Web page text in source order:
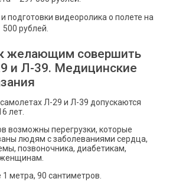
подготовки видеоролика о полете на
рублей.
желающим совершить
и Л-39. Медицинские
Л-29 и Л-39 допускаются
лет.
возможны перегрузки, которые
людям с заболеваниями сердца,
позвоночника, диабетикам,
1 метра, 90 сантиметров.